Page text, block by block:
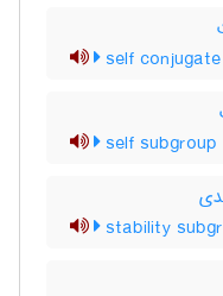
self
self subgroup
stability